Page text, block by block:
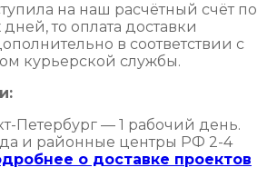
на наш расчётный счёт по
то оплата доставки
в соответствии с
курьерской службы.
Петербург — 1 рабочий день.
и районные центры РФ 2-4
о доставке проектов